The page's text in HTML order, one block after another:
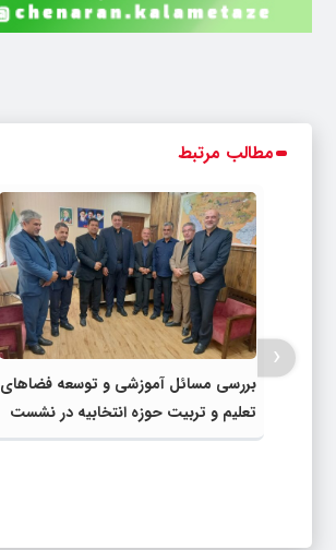
مطالب مرتبط
بررسی مسائل آموزشی و توسعه فضاهای
تعلیم و تربیت حوزه انتخابیه در نشست
مشترک عضو کمیسیون آموزش مجلس با
‹